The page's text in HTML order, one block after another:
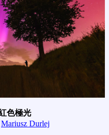
色極光
Mariusz Durlej